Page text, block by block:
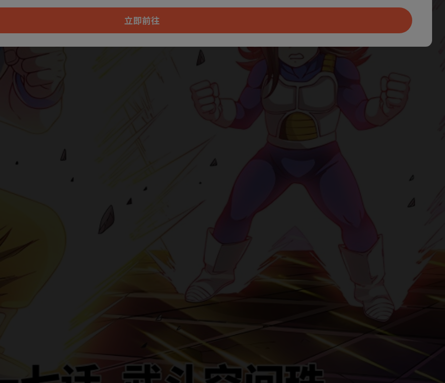
本章节仅支持App阅读，可打开App新用
户7天免费看立即前往